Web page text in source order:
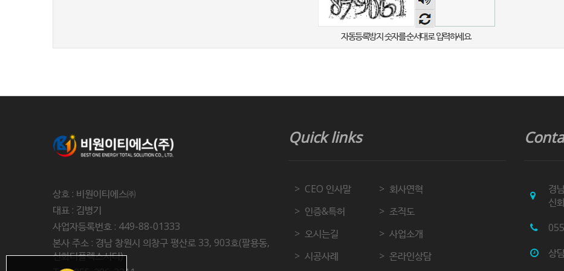
음성
듣기
자동등록방지 숫자를 순서대로 입력하세요.
상호 : 비원이티에스㈜
대표 : 김병기
사업자등록번호 : 449-88-01333
본사 주소 : 경남 창원시 의창구 평산로 33, 903호(팔용동,
신화더플렉스시티)
Quick links
CEO 인사말
회사연혁
인증&특허
조직도
오시는길
사업소개
시공사례
온라인상담
경
신
상